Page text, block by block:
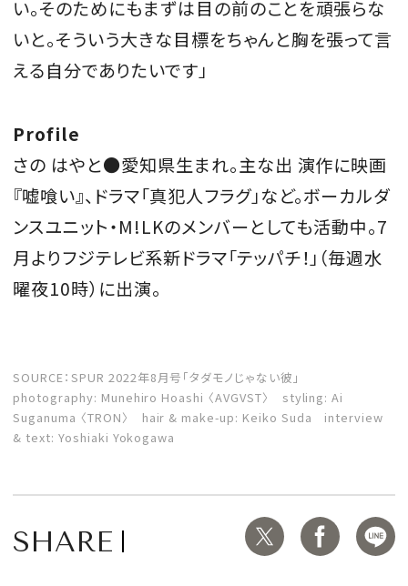
い。そのためにもまずは目の前のことを頑張らな
いと。そういう大きな目標をちゃんと胸を張って言
える自分でありたいです」
Profile
さの はやと●愛知県生まれ。主な出 演作に映画
『嘘喰い』、ドラマ「真犯人フラグ」など。ボーカルダ
ンスユニット・M!LKのメンバーとしても活動中。7
月よりフジテレビ系新ドラマ「テッパチ！」（毎週水
曜夜10時）に出演。
SOURCE：SPUR 2022年8月号「タダモノじゃない彼」
photography: Munehiro Hoashi 〈AVGVST〉 styling: Ai
Suganuma 〈TRON〉 hair & make-up: Keiko Suda interview
& text: Yoshiaki Yokogawa
SHARE